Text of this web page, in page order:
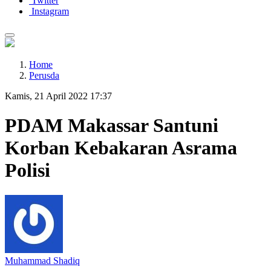
Instagram
Home
Perusda
Kamis, 21 April 2022 17:37
PDAM Makassar Santuni
Korban Kebakaran Asrama
Polisi
Muhammad Shadiq